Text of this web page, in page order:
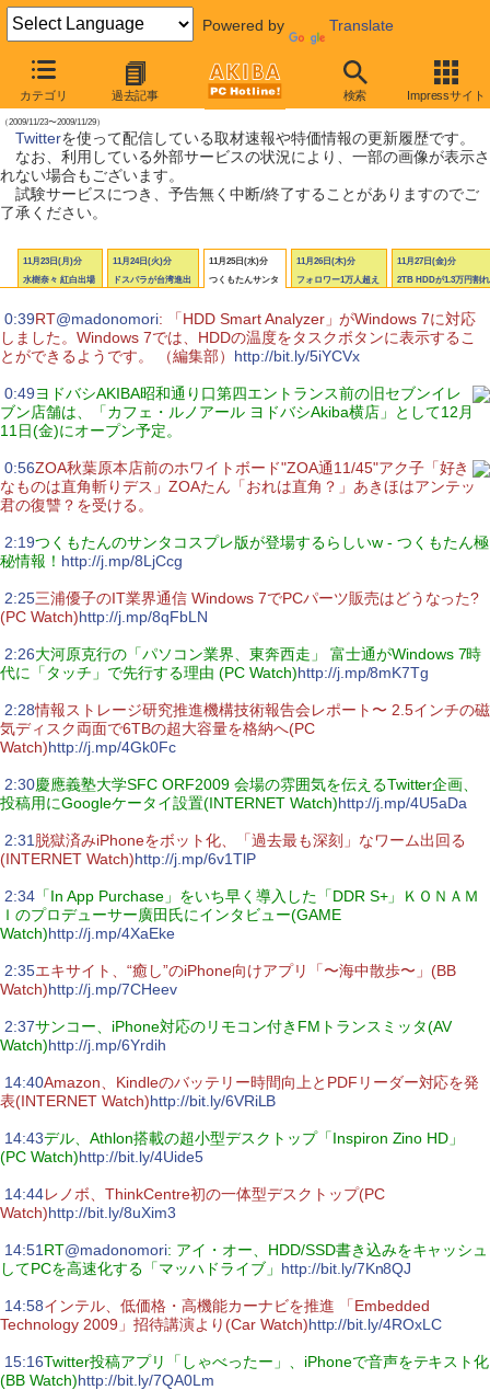
Powered by Translate
カテゴリ 過去記事 検索 Impressサイト
【 2009年11月28日号 】
AKIBA PC Hotline! Twitter更新履歴
（2009/11/23〜2009/11/29）
Twitterを使って配信している取材速報や特価情報の更新履歴です。
なお、利用している外部サービスの状況により、一部の画像が表示さ
れない場合もございます。
試験サービスにつき、予告無く中断/終了することがありますのでご
了承ください。
11月23日(月)分
水樹奈々 紅白出場
11月24日(火)分
ドスパラが台湾進出
11月25日(水)分
つくもたんサンタ
11月26日(木)分
フォロワー1万人超え
11月27日(金)分
2TB HDDが1.3万円割れ
0:39RT@madonomori: 「HDD Smart Analyzer」がWindows 7に対応
しました。Windows 7では、HDDの温度をタスクボタンに表示するこ
とができるようです。 （編集部） http://bit.ly/5iYCVx
0:49ヨドバシAKIBA昭和通り口第四エントランス前の旧セブンイレ
ブン店舗は、「カフェ・ルノアール ヨドバシAkiba横店」として12月
11日(金)にオープン予定。
0:56ZOA秋葉原本店前のホワイトボード"ZOA通11/45"アク子「好き
なものは直角斬りデス」ZOAたん「おれは直角？」あきほはアンテッ
君の復讐？を受ける。
2:19つくもたんのサンタコスプレ版が登場するらしいw - つくもたん極
秘情報！ http://j.mp/8LjCcg
2:25三浦優子のIT業界通信 Windows 7でPCパーツ販売はどうなった?
(PC Watch)http://j.mp/8qFbLN
2:26大河原克行の「パソコン業界、東奔西走」 富士通がWindows 7時
代に「タッチ」で先行する理由 (PC Watch)http://j.mp/8mK7Tg
2:28情報ストレージ研究推進機構技術報告会レポート〜 2.5インチの磁
気ディスク両面で6TBの超大容量を格納へ(PC
Watch)http://j.mp/4Gk0Fc
2:30慶應義塾大学SFC ORF2009 会場の雰囲気を伝えるTwitter企画、
投稿用にGoogleケータイ設置(INTERNET Watch)http://j.mp/4U5aDa
2:31 脱獄済みiPhoneをボット化、「過去最も深刻」なワーム出回る
(INTERNET Watch)http://j.mp/6v1TlP
2:34「In App Purchase」をいち早く導入した「DDR S+」ＫＯＮＡＭ
Ｉのプロデューサー廣田氏にインタビュー(GAME
Watch)http://j.mp/4XaEke
2:35エキサイト、“癒し”のiPhone向けアプリ「〜海中散歩〜」(BB
Watch)http://j.mp/7CHeev
2:37サンコー、iPhone対応のリモコン付きFMトランスミッタ(AV
Watch)http://j.mp/6Yrdih
14:40Amazon、Kindleのバッテリー時間向上とPDFリーダー対応を発
表(INTERNET Watch)http://bit.ly/6VRiLB
14:43デル、Athlon搭載の超小型デスクトップ「Inspiron Zino HD」
(PC Watch)http://bit.ly/4Uide5
14:44レノボ、ThinkCentre初の一体型デスクトップ(PC
Watch)http://bit.ly/8uXim3
14:51 RT@madonomori: アイ・オー、HDD/SSD書き込みをキャッシュ
してPCを高速化する「マッハドライブ」 http://bit.ly/7Kn8QJ
14:58インテル、低価格・高機能カーナビを推進 「Embedded
Technology 2009」招待講演より(Car Watch)http://bit.ly/4ROxLC
15:16Twitter投稿アプリ「しゃべったー」、iPhoneで音声をテキスト化
(BB Watch)http://bit.ly/7QA0Lm